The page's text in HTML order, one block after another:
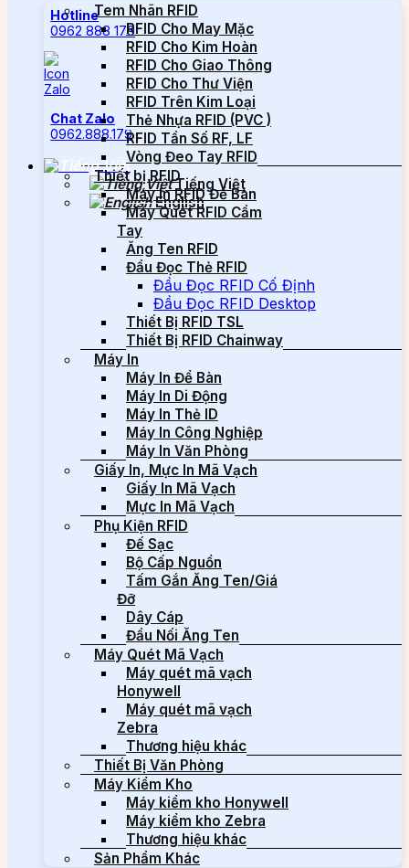
Hotline
0962 888 179
Chat Zalo
0962.888.179
Tiếng Việt
English
Tem Nhãn RFID
RFID Cho May Mặc
RFID Cho Kim Hoàn
RFID Cho Giao Thông
RFID Cho Thư Viện
RFID Trên Kim Loại
Thẻ Nhựa RFID (PVC )
RFID Tần Số RF, LF
Vòng Đeo Tay RFID
Thiết bị RFID
Máy In RFID Để Bàn
Máy Quét RFID Cầm
Tay
Ăng Ten RFID
Đầu Đọc Thẻ RFID
Đầu Đọc RFID Cố Định
Đầu Đọc RFID Desktop
Thiết Bị RFID TSL
Thiết Bị RFID Chainway
Máy In
Máy In Để Bàn
Máy In Di Động
Máy In Thẻ ID
Máy In Công Nghiệp
Máy In Văn Phòng
Giấy In, Mực In Mã Vạch
Giấy In Mã Vạch
Mực In Mã Vạch
Phụ Kiện RFID
Đế Sạc
Bộ Cấp Nguồn
Tấm Gắn Ăng Ten/Giá
Đỡ
Dây Cáp
Đầu Nối Ăng Ten
Máy Quét Mã Vạch
Máy quét mã vạch
Honywell
Máy quét mã vạch
Zebra
Thương hiệu khác
Thiết Bị Văn Phòng
Máy Kiểm Kho
Máy kiểm kho Honywell
Máy kiểm kho Zebra
Thương hiệu khác
Sản Phẩm Khác